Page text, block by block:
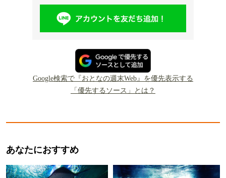
Google検索で『おとなの週末Web』を優先表示する
「優先するソース」とは？
あなたにおすすめ